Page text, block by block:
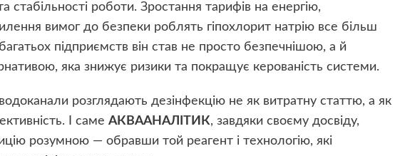
стабільності роботи. Зростання тарифів на енергію,
вимог до безпеки роблять гіпохлорит натрію все більш
підприємств він став не просто безпечнішою, а й
яка знижує ризики та покращує керованість системи.
розглядають дезінфекцію не як витратну статтю, а як
І саме АКВААНАЛІТИК, завдяки своєму досвіду,
розумною — обравши той реагент і технологію, які